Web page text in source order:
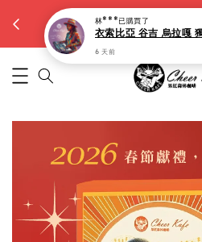
【大容量15g濾掛】滿5
越買越
林***已購買了
6 天前